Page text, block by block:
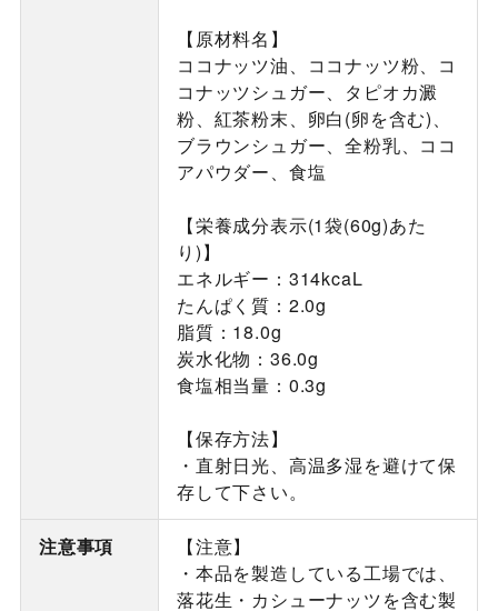
【原材料名】
ココナッツ油、ココナッツ粉、コ
コナッツシュガー、タピオカ澱
粉、紅茶粉末、卵白(卵を含む)、
ブラウンシュガー、全粉乳、ココ
アパウダー、食塩
【栄養成分表示(1袋(60g)あた
り)】
エネルギー：314kcaL
たんぱく質：2.0g
脂質：18.0g
炭水化物：36.0g
食塩相当量：0.3g
【保存方法】
・直射日光、高温多湿を避けて保
存して下さい。
注意事項
【注意】
・本品を製造している工場では、
落花生・カシューナッツを含む製